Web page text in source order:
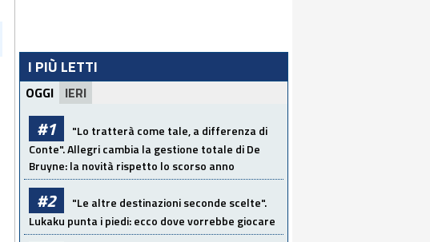
I PIÙ LETTI
OGGI IERI
#1
"Lo tratterà come tale, a differenza di
Conte". Allegri cambia la gestione totale di De
Bruyne: la novità rispetto lo scorso anno
#2
"Le altre destinazioni seconde scelte".
Lukaku punta i piedi: ecco dove vorrebbe giocare